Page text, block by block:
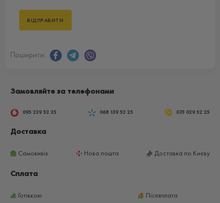
Поширити:
Замовляйте за телефонами
095 229 52 25 068 139 52 25 073 029 52 25
Доставка
Самовивіз Нова пошта Доставка по Києву
Сплата
Готівкою
Післяплата